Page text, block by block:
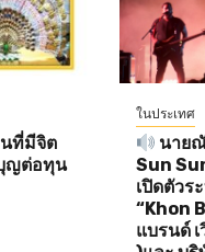
ที่มีจิต
ญต่อทุน
ในประเทศ
นาย
Sun
เปิดตัวร
“Khon
แบรนด์ เ